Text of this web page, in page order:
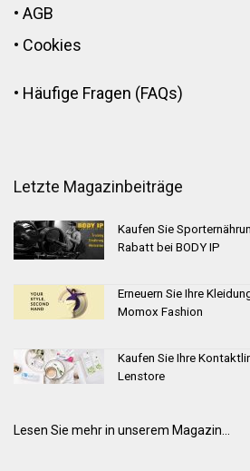
• AGB
• Cookies
• Häufige Fragen (FAQs)
Letzte Magazinbeiträge
Kaufen Sie
Rabatt bei BODY IP
Erneuern Sie Ihre
Momox Fashion
Kaufen Sie Ihre
Lenstore
Lesen Sie mehr in unserem Magazin...